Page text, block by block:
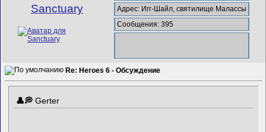
Sanctuary
Адрес: Игг-Шайл, святилище Малассы
Сообщения: 395
Re: Heroes 6 - Обсуждение
Gerter